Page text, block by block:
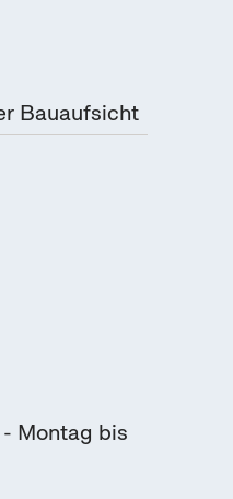
Bauaufsicht
- Montag bis